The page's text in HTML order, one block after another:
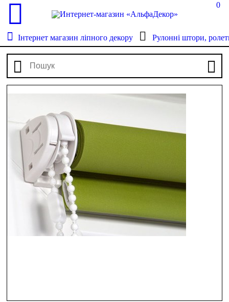
0
Інтернет магазин ліпного декору Рулонні штори,